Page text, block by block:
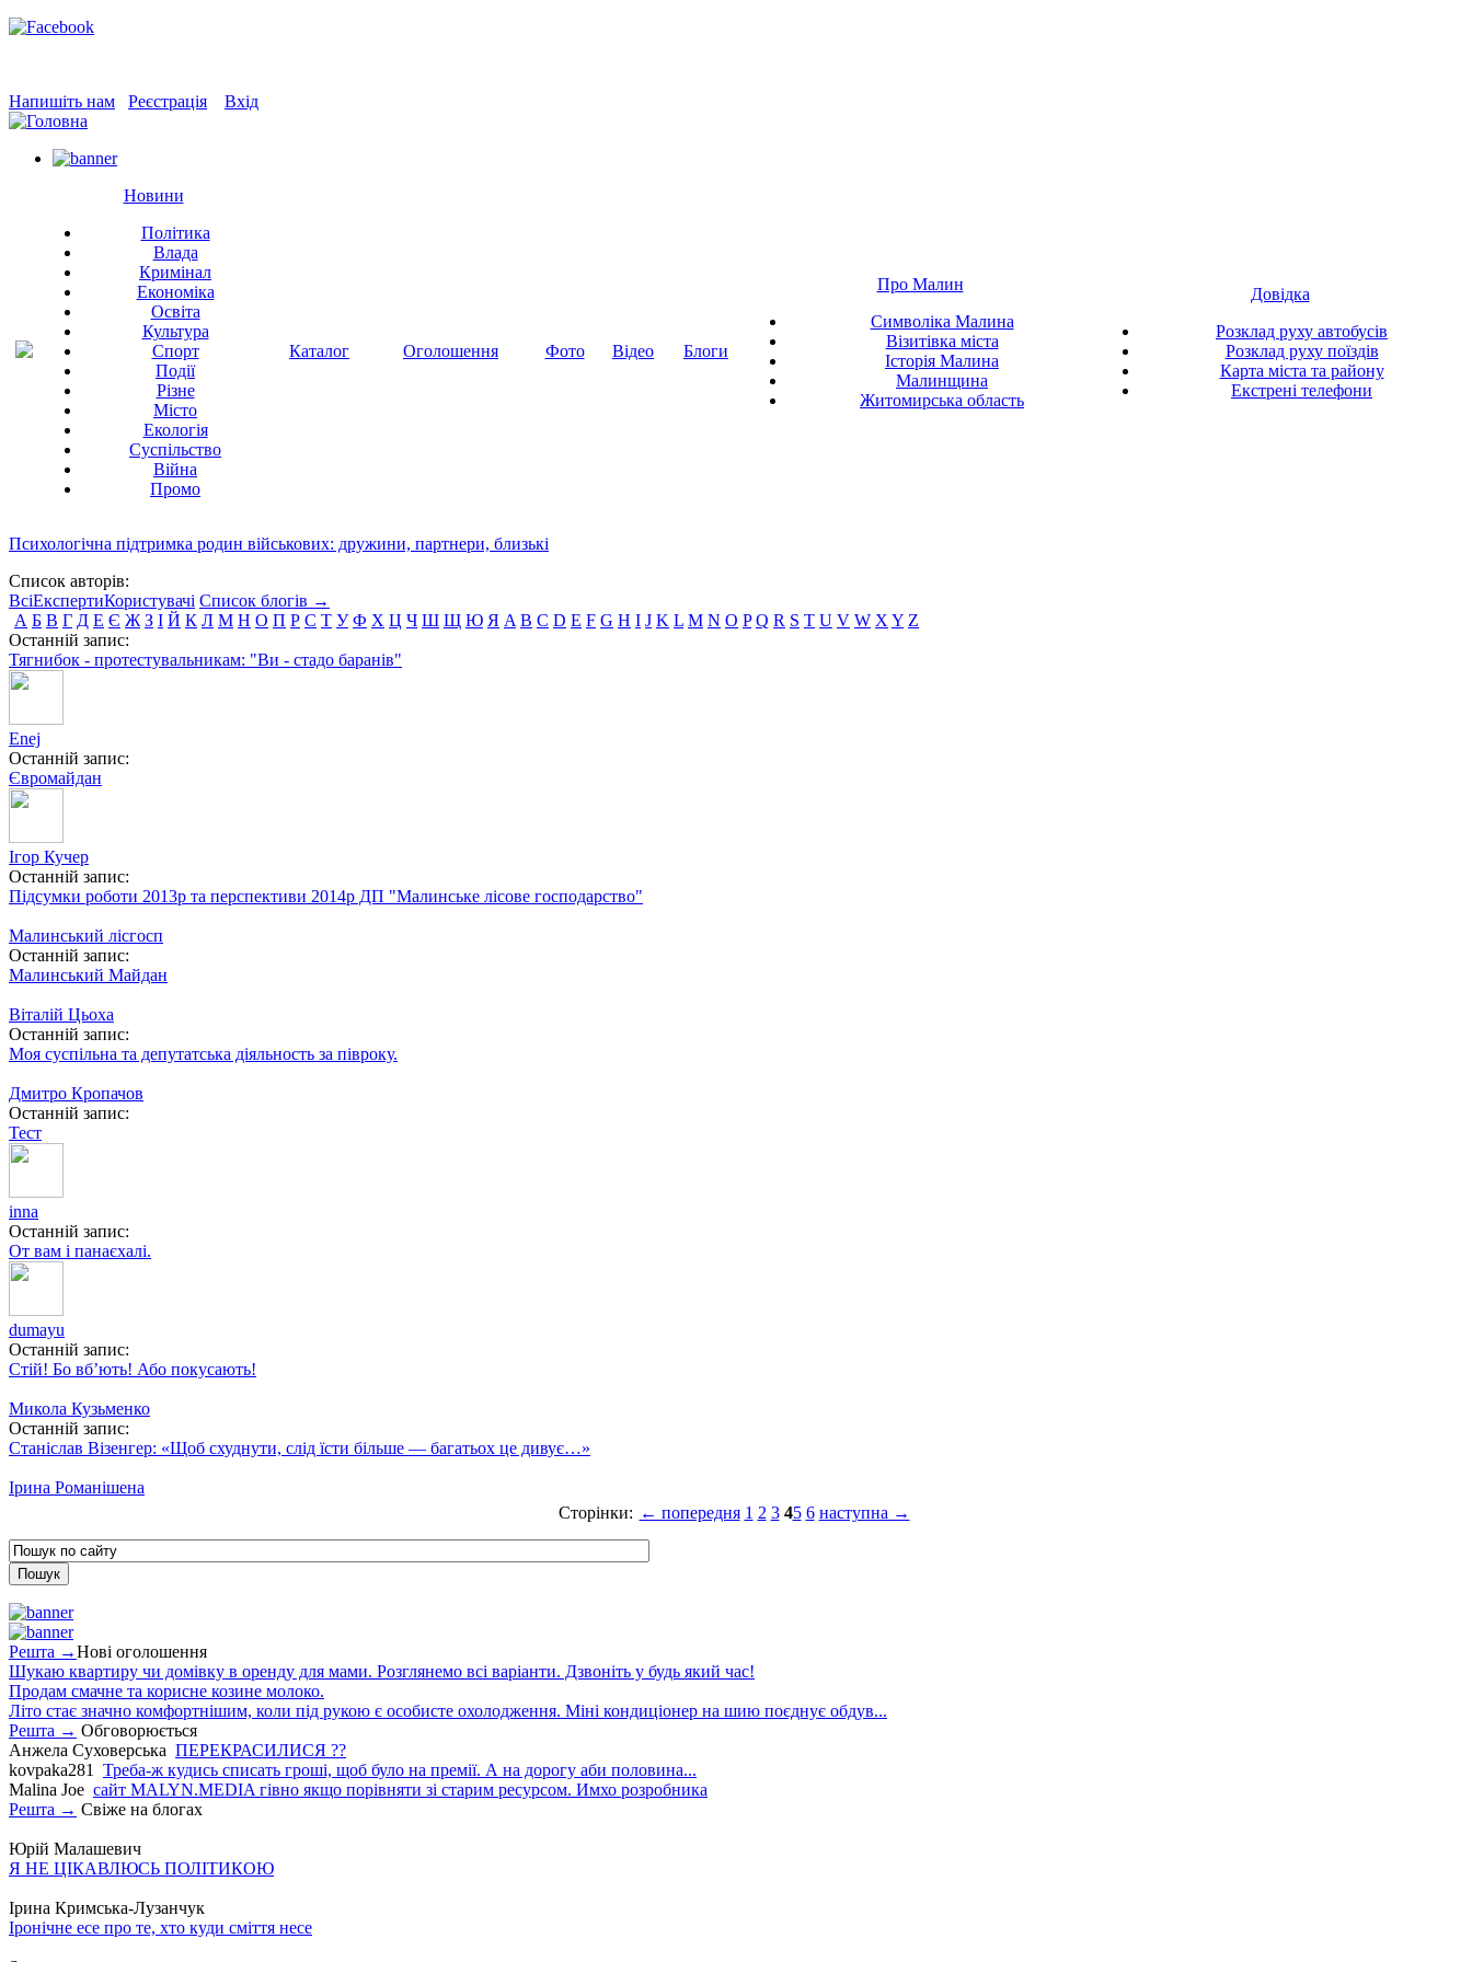
Напишіть нам Реєстрація Вхід
Новини
Політика
Влада
Кримінал
Економіка
Освіта
Культура
Спорт
Події
Різне
Місто
Екологія
Суспільство
Війна
Промо
Каталог Оголошення Фото Відео Блоги
Про Малин
Символіка Малина
Візитівка міста
Історія Малина
Малинщина
Житомирська область
Довідка
Розклад руху автобусів
Розклад руху поїздів
Карта міста та району
Екстрені телефони
Психологічна підтримка родин військових: дружини, партнери, близькі
Список авторів:
ВсіЕкспертиКористувачі Список блогів →
А Б В Г Д Е Є Ж З І Й К Л М Н О П Р С Т У Ф Х Ц Ч Ш Щ Ю Я A B C D E F G H I J K L M N O P Q R S T U V W X Y Z
Останній запис:
Тягнибок - протестувальникам: "Ви - стадо баранів"
Enej
Останній запис:
Євромайдан
Ігор Кучер
Останній запис:
Підсумки роботи 2013р та перспективи 2014р ДП "Малинське лісове господарство"
Малинський лісгосп
Останній запис:
Малинський Майдан
Віталій Цьоха
Останній запис:
Моя суспільна та депутатська діяльность за півроку.
Дмитро Кропачов
Останній запис:
Тест
inna
Останній запис:
От вам і панаєхалі.
dumayu
Останній запис:
Стій! Бо вб’ють! Або покусають!
Микола Кузьменко
Останній запис:
Станіслав Візенгер: «Щоб схуднути, слід їсти більше — багатьох це дивує…»
Ірина Романішена
Сторінки: ← попередня 1 2 3 45 6 наступна →
Решта →Нові оголошення
Шукаю квартиру чи домівку в оренду для мами. Розглянемо всі варіанти. Дзвоніть у будь який час!
Продам смачне та корисне козине молоко.
Літо стає значно комфортнішим, коли під рукою є особисте охолодження. Міні кондиціонер на шию поєднує обдув...
Решта → Обговорюється
Анжела Суховерська ПЕРЕКРАСИЛИСЯ ??
kovpaka281
Треба-ж кудись списать гроші, щоб було на премії. А на дорогу аби половина...
Malina Joe сайт MALYN.MEDIA гiвно якщо порiвняти зi старим ресурсом. Имхо розробника
Решта → Свіже на блогах
Юрій Малашевич
Я НЕ ЦІКАВЛЮСЬ ПОЛІТИКОЮ
Ірина Кримська-Лузанчук
Іронічне есе про те, хто куди сміття несе